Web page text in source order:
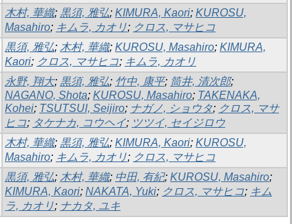
木村, 華織; 黒須, 雅弘; KIMURA, Kaori; KUROSU,
Masahiro; キムラ, カオリ; クロス, マサヒコ
黒須, 雅弘; 木村, 華織; KUROSU, Masahiro; KIMURA,
Kaori; クロス, マサヒコ; キムラ, カオリ
永野, 翔大; 黒須, 雅弘; 竹中, 康平; 筒井, 清次郎;
NAGANO, Shota; KUROSU, Masahiro; TAKENAKA,
Kohei; TSUTSUI, Seijiro; ナガノ, ショウタ; クロス, マサ
ヒコ; タケナカ, コウヘイ; ツツイ, セイジロウ
木村, 華織; 黒須, 雅弘; KIMURA, Kaori; KUROSU,
Masahiro; キムラ, カオリ; クロス, マサヒコ
黒須, 雅弘; 木村, 華織; 中田, 有紀; KUROSU, Masahiro;
KIMURA, Kaori; NAKATA, Yuki; クロス, マサヒコ; キム
ラ, カオリ; ナカタ, ユキ